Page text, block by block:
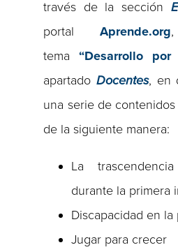
través de la sección
portal Aprende.org
tema“Desarrollo por
apartadoDocentes, en
una serie de
de la siguiente manera:
La
durante la primera
Discapacidad en
Jugar para crecer